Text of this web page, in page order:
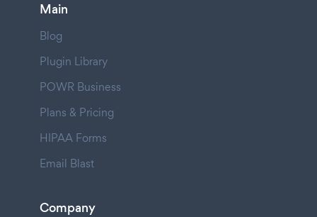
Main
Blog
Plugin Library
POWR Business
Plans & Pricing
HIPAA Forms
Email Blast
Company